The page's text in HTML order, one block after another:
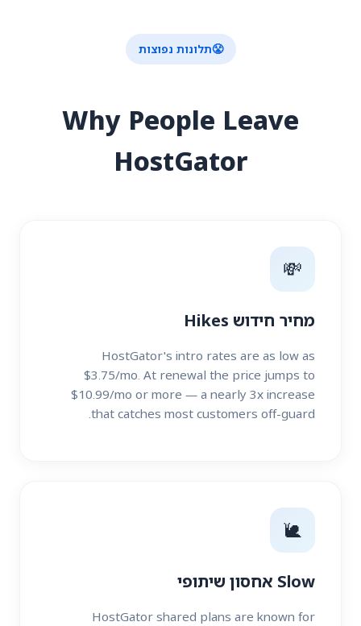
😤תלונות נפוצות
Why People Leave
HostGator
💸
מחיר חידוש Hikes
HostGator's intro rates are as low as
$3.75/mo. At renewal the price jumps to
$10.99/mo or more — a nearly 3x increase
that catches most customers off-guard.
🐌
Slow אחסון שיתופי
HostGator shared plans are known for